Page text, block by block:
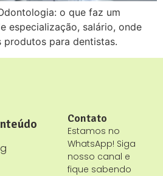
o que faz um
especialização, salário, onde
para dentistas.
Contato
Estamos no
WhatsApp! Siga
nosso canal e
fique sabendo